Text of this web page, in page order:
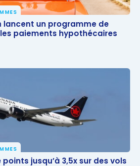
lancent un programme de
paiements hypothécaires
lancent un programme de
paiements hypothécaires
jusqu’à 3,5x sur des vols
jusqu’à 3,5x sur des vols